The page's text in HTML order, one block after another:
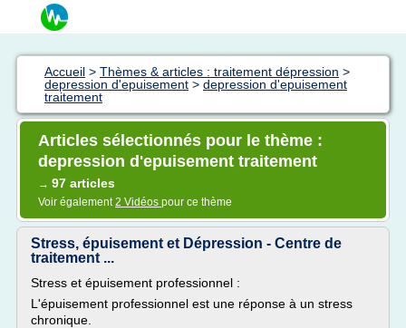
Accueil > Thèmes & articles : traitement dépression >
depression d'epuisement > depression d'epuisement
traitement
Articles sélectionnés pour le thème :
depression d'epuisement traitement
→ 97 articles
Voir également2 Vidéos pour ce thème
Stress, épuisement et Dépression - Centre de
traitement ...
Stress et épuisement professionnel :
L'épuisement professionnel est une réponse à un stress
chronique.